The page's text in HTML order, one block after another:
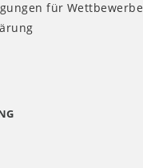
für Wettbewerbe